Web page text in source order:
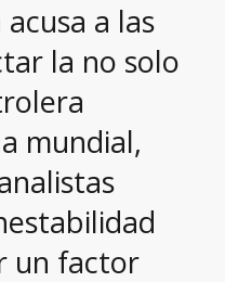
a las
la no solo
mundial,
un factor